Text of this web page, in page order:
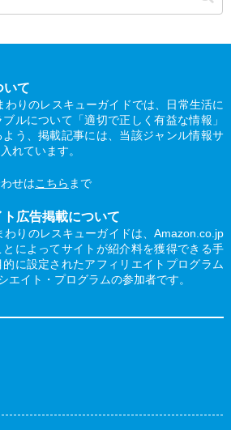
いて
わりのレスキューガイドでは、日常生活に
ルについて「適切で正しく有益な情報」
う、掲載記事には、当該ジャンル情報サ
れています。
せはこちら まで
広告掲載について
わりのレスキューガイドは、Amazon.co.jp
によってサイトが紹介料を獲得できる手
に設定されたアフィリエイトプログラム
エイト・プログラムの参加者です。